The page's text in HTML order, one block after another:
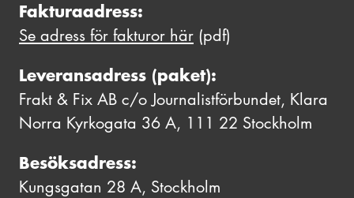
Fakturaadress:
Se adress för fakturor här (pdf)
Leveransadress (paket):
Frakt & Fix AB c/o Journalistförbundet, Klara
Norra Kyrkogata 36 A, 111 22 Stockholm
Besöksadress:
Kungsgatan 28 A, Stockholm